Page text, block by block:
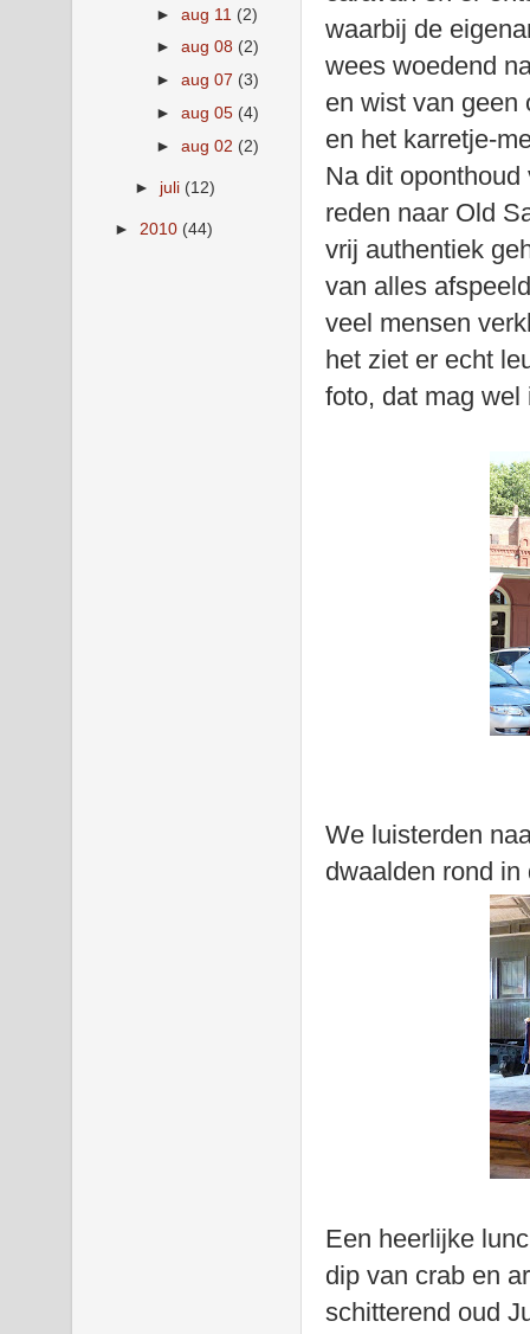
waarbij de
wees woedend
en wist van geen
en het karretje-
Na dit
reden naar Old
vrij authentiek
van alles
veel mensen
het ziet er echt
foto, dat mag
We luisterden
dwaalden rond
Een heerlijke
dip van crab en
schitterend oud
► aug 11 (2)
► aug 08 (2)
► aug 07 (3)
► aug 05 (4)
► aug 02 (2)
► juli (12)
► 2010 (44)